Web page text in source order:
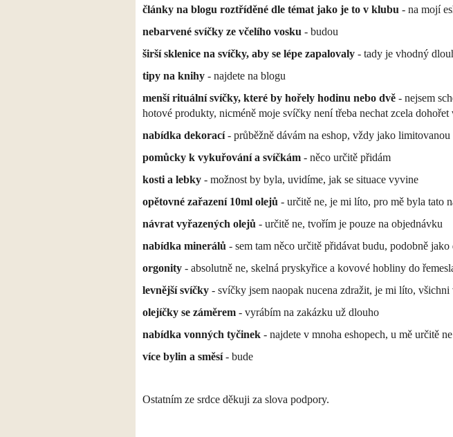
články na blogu roztříděné dle témat jako je to v klubu - na mojí
nebarvené svíčky ze včelího vosku - budou
širší sklenice na svíčky, aby se lépe zapalovaly - tady je vhodný
tipy na knihy - najdete na blogu
menší rituální svíčky, které by hořely hodinu nebo dvě - nejsem
hotové produkty, nicméně moje svíčky není třeba nechat zcela
nabídka dekorací- průběžně dávám na eshop, vždy jako
pomůcky k vykuřování a svíčkám - něco určitě přidám
kosti a lebky - možnost by byla, uvidíme, jak se situace vyvine
opětovné zařazení 10ml olejů - určitě ne, je mi líto, pro mě byla tato
návrat vyřazených olejů - určitě ne, tvořím je pouze na objednávku
nabídka minerálů - sem tam něco určitě přidávat budu, podobně
orgonity - absolutně ne, skelná pryskyřice a kovové hobliny do
levnější svíčky - svíčky jsem naopak nucena zdražit, je mi líto,
olejíčky se záměrem - vyrábím na zakázku už dlouho
nabídka vonných tyčinek - najdete v mnoha eshopech, u mě určitě ne
více bylin a směsí- bude
Ostatním ze srdce děkuji za slova podpory.